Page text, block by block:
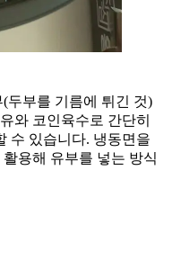
두부를 기름에 튀긴 것)
와 코인육수로 간단히
수 있습니다. 냉동면을
용해 유부를 넣는 방식